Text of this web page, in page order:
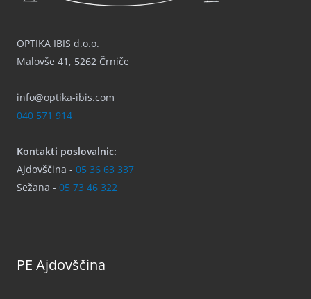
OPTIKA IBIS d.o.o.
Malovše 41, 5262 Črniče
info@optika-ibis.com
040 571 914
Kontakti poslovalnic:
Ajdovščina - 05 36 63 337
Sežana - 05 73 46 322
PE Ajdovščina